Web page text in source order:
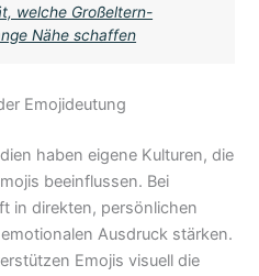
welche Großeltern-
Nähe schaffen
Emojideutung
haben eigene Kulturen, die
beeinflussen. Bei
in direkten, persönlichen
Ausdruck stärken.
Emojis visuell die